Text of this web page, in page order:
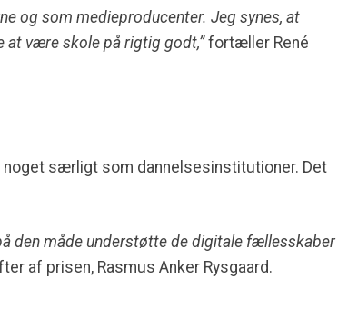
og som medieproducenter. Jeg synes, at
at være skole på rigtig godt,”fortæller René
særligt som dannelsesinstitutioner. Det
den måde understøtte de digitale fællesskaber
af prisen, Rasmus Anker Rysgaard.